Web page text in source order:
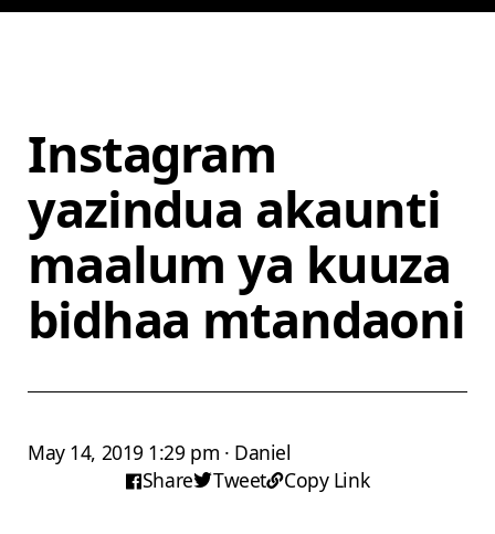
Instagram
yazindua akaunti
maalum ya kuuza
bidhaa mtandaoni
May 14, 2019 1:29 pm · Daniel
Share
Tweet Copy Link